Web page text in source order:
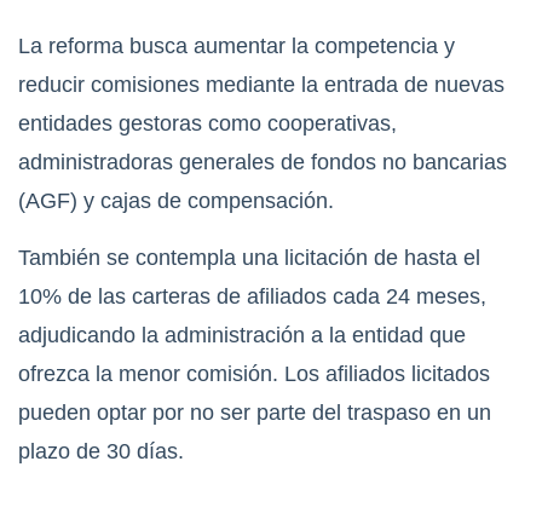
La reforma busca aumentar la competencia y
reducir comisiones mediante la entrada de nuevas
entidades gestoras como cooperativas,
administradoras generales de fondos no bancarias
(AGF) y cajas de compensación.
También se contempla una licitación de hasta el
10% de las carteras de afiliados cada 24 meses,
adjudicando la administración a la entidad que
ofrezca la menor comisión. Los afiliados licitados
pueden optar por no ser parte del traspaso en un
plazo de 30 días.